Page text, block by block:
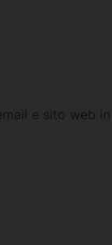
e sito web